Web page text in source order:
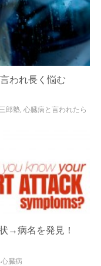
われ長く悩む
郎塾 ,心臓病と言われたら
→病名を発見！
臓病